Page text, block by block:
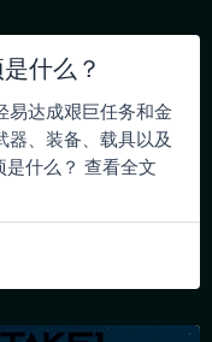
什么？
易达成艰巨任务和金
器、装备、载具以及
什么？ 查看全文